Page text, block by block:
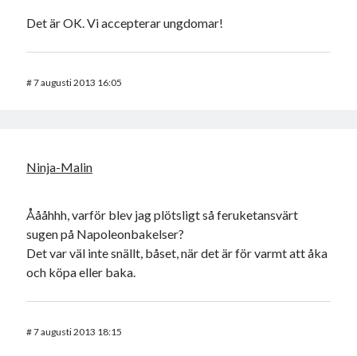
Det är OK. Vi accepterar ungdomar!
#7 augusti 2013 16:05
Ninja-Malin
Åååhhh, varför blev jag plötsligt så feruketansvärt
sugen på Napoleonbakelser?
Det var väl inte snällt, båset, när det är för varmt att åka
och köpa eller baka.
#7 augusti 2013 18:15